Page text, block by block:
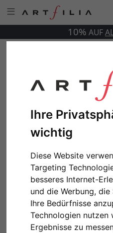
Ihre
wichtig
Diese Website
Targeting
besseres Internet-
und die Werbung, die
Ihre Bedürfnisse
Technologien nutzen
Ergebnisse zu
10% AUF